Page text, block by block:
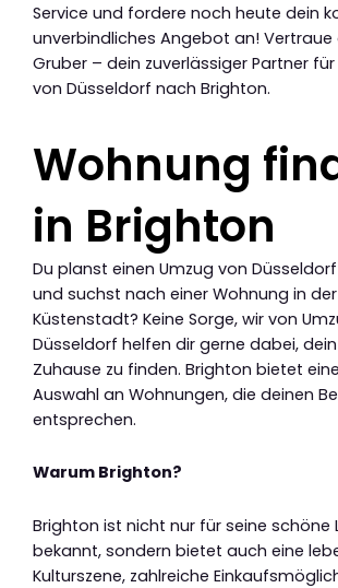
Service und fordere noch heute dein
unverbindliches Angebot an! Vertraue
Gruber – dein zuverlässiger Partner
von Düsseldorf nach Brighton.
Wohnung
in Brighton
Du planst einen Umzug von
und suchst nach einer Wohnung in
Küstenstadt? Keine Sorge, wir von
Düsseldorf helfen dir gerne dabei,
Zuhause zu finden. Brighton bietet
Auswahl an Wohnungen, die deinen
entsprechen.
Warum Brighton?
Brighton ist nicht nur für seine schöne
bekannt, sondern bietet auch eine
Kulturszene, zahlreiche